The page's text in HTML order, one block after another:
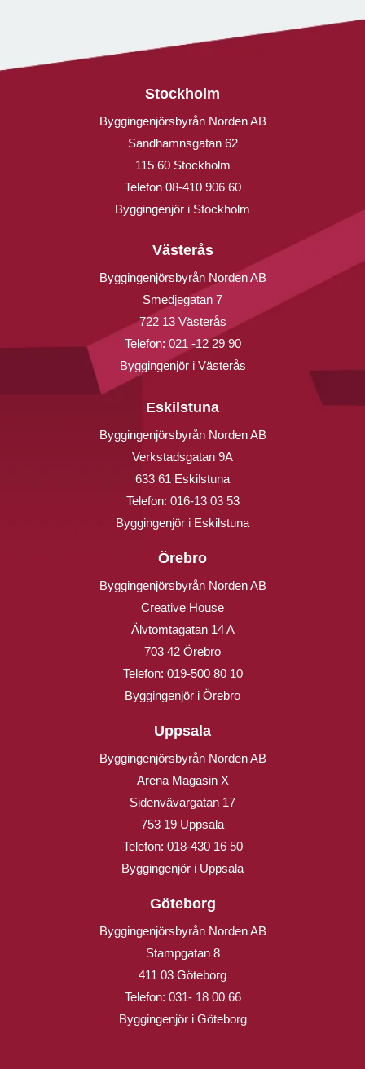
Stockholm
Byggingenjörsbyrån Norden AB
Sandhamnsgatan 62
115 60 Stockholm
Telefon 08-410 906 60
Byggingenjör i Stockholm
Västerås
Byggingenjörsbyrån Norden AB
Smedjegatan 7
722 13 Västerås
Telefon: 021 -12 29 90
Byggingenjör i Västerås
Eskilstuna
Byggingenjörsbyrån Norden AB
Verkstadsgatan 9A
633 61 Eskilstuna
Telefon: 016-13 03 53
Byggingenjör i Eskilstuna
Örebro
Byggingenjörsbyrån Norden AB
Creative House
Älvtomtagatan 14 A
703 42 Örebro
Telefon: 019-500 80 10
Byggingenjör i Örebro
Uppsala
Byggingenjörsbyrån Norden AB
Arena Magasin X
Sidenvävargatan 17
753 19 Uppsala
Telefon: 018-430 16 50
Byggingenjör i Uppsala
Göteborg
Byggingenjörsbyrån Norden AB
Stampgatan 8
411 03 Göteborg
Telefon: 031- 18 00 66
Byggingenjör i Göteborg